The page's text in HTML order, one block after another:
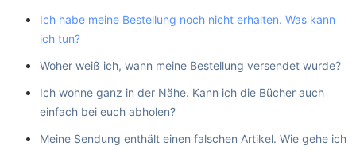
Ich habe meine Bestellung noch nicht erhalten. Was kann
ich tun?
Woher weiß ich, wann meine Bestellung versendet wurde?
Ich wohne ganz in der Nähe. Kann ich die Bücher auch
einfach bei euch abholen?
Meine Sendung enthält einen falschen Artikel. Wie gehe ich